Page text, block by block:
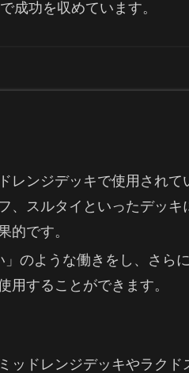
成功を収めています。
レンジデッキで使用されて
、スルタイといったデッ
的です。
のような働きをし、さら
用することができます。
ッドレンジデッキやラクド